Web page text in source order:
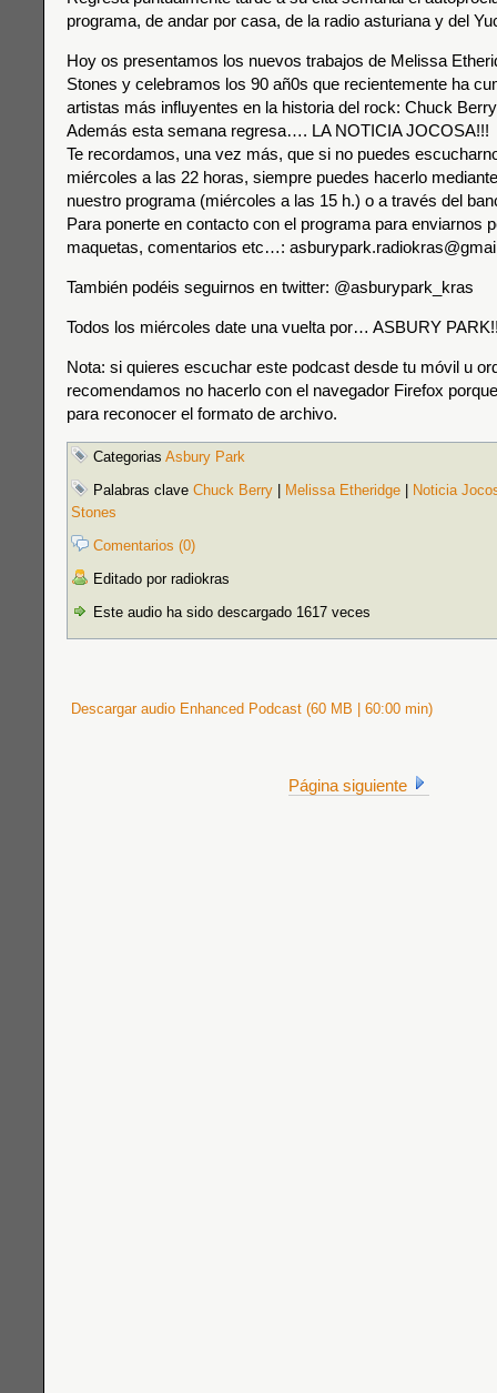
programa, de andar por casa, de la radio asturiana y del
Hoy os presentamos los nuevos trabajos de Melissa
Stones y celebramos los 90 añ0s que recientemente ha
artistas más influyentes en la historia del rock: Chuck
Además esta semana regresa…. LA NOTICIA JOCOSA!!!
Te recordamos, una vez más, que si no puedes
miércoles a las 22 horas, siempre puedes hacerlo
nuestro programa (miércoles a las 15 h.) o a través del
Para ponerte en contacto con el programa para enviarnos
maquetas, comentarios etc…:
También podéis seguirnos en twitter: @asburypark_kras
Todos los miércoles date una vuelta por… ASBURY
Nota: si quieres escuchar este podcast desde tu móvil u
recomendamos no hacerlo con el navegador Firefox
para reconocer el formato de archivo.
Categorias Asbury Park
Palabras clave Chuck Berry Melissa Etheridge
Noticia
Stones
Comentarios (0)
Editado por radiokras
Este audio ha sido descargado 1617 veces
Descargar audio Enhanced Podcast (60 MB | 60:00 min)
Página siguiente